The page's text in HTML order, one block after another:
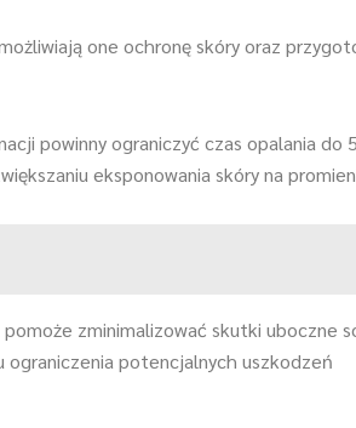
one ochronę skóry oraz
powinny ograniczyć czas opalania do
eksponowania skóry na
zminimalizować skutki uboczne
ograniczenia potencjalnych uszkodzeń